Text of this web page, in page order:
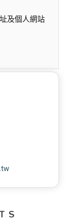
及個人網站